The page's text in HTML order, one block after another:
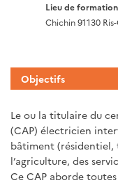
Lieu de
Chichin 91130
Objectifs
Le ou la titulaire du
(CAP) électricien
bâtiment (résidentiel,
l’agriculture, des
Ce CAP aborde